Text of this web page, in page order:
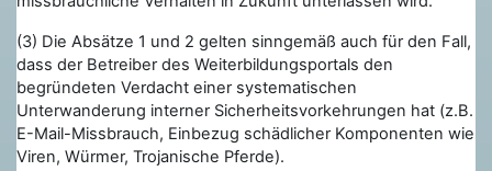
(3) Die Absätze 1 und 2 gelten sinngemäß auch für den Fall,
dass der Betreiber des Weiterbildungsportals den
begründeten Verdacht einer systematischen
Unterwanderung interner Sicherheitsvorkehrungen hat (z.B.
E-Mail-Missbrauch, Einbezug schädlicher Komponenten wie
Viren, Würmer, Trojanische Pferde).